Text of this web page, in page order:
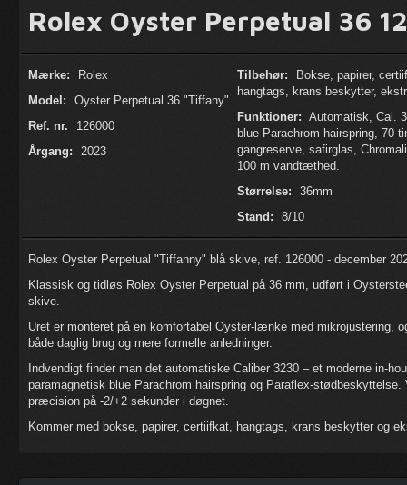
Rolex Oyster Perpetual 36
Mærke:
Rolex
Model:
Oyster Perpetual 36 "Tiffany"
Ref. nr.
126000
Årgang:
2023
Tilbehør:
Bokse, papirer,
hangtags, krans beskytter,
Funktioner: Automatisk, Cal.
blue Parachrom hairspring, 70
gangreserve, safirglas,
100 m vandtæthed.
Størrelse:
36mm
Stand:
8/10
Rolex Oyster Perpetual "Tiffanny" blå skive, ref. 126000 - december
Klassisk og tidløs Rolex Oyster Perpetual på 36 mm, udført i
skive.
Uret er monteret på en komfortabel Oyster-lænke med mikrojustering,
både daglig brug og mere formelle anledninger.
Indvendigt finder man det automatiske Caliber 3230 – et moderne in-
paramagnetisk blue Parachrom hairspring og Paraflex-
præcision på -2/+2 sekunder i døgnet.
Kommer med bokse, papirer, certiifkat, hangtags, krans beskytter og